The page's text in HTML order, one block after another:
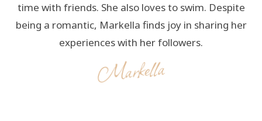
time with friends. She also loves to swim. Despite
being a romantic, Markella finds joy in sharing her
experiences with her followers.